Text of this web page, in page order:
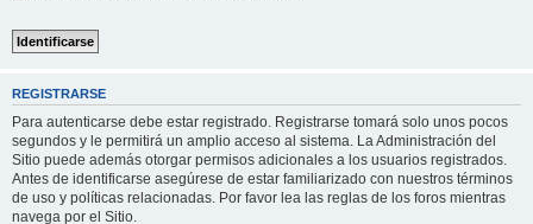
REGISTRARSE
Para autenticarse debe estar registrado. Registrarse tomará solo unos pocos
segundos y le permitirá un amplio acceso al sistema. La Administración del
Sitio puede además otorgar permisos adicionales a los usuarios registrados.
Antes de identificarse asegúrese de estar familiarizado con nuestros términos
de uso y políticas relacionadas. Por favor lea las reglas de los foros mientras
navega por el Sitio.